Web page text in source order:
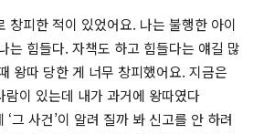
창피한 적이 있었어요. 나는 불행한 아이
는 힘들다. 자책도 하고 힘들다는 얘길 많
왕따 당한 게 너무 창피했어요. 지금은
람이 있는데 내가 과거에 왕따였다
사건’이 알려 질까 봐 신고를 안 하려